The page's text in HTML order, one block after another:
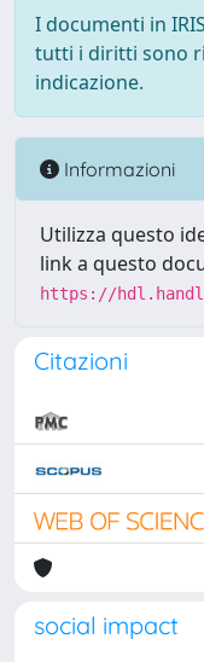
I documenti in
tutti i diritti sono
indicazione.
Informazioni
Utilizza questo
link a questo
https://
Citazioni
social impact